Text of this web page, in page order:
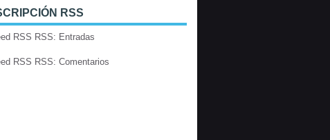
RSS
RSS: Entradas
RSS: Comentarios